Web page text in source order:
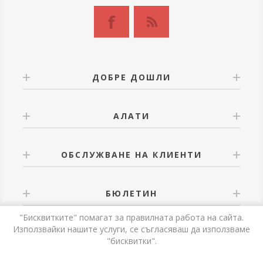
ДОБРЕ ДОШЛИ
АЛАТИ
ОБСЛУЖВАНЕ НА КЛИЕНТИ
БЮЛЕТИН
"Бисквитките" помагат за правилната работа на сайта.
Използвайки нашите услуги, се съгласяваш да използваме
"бисквитки".